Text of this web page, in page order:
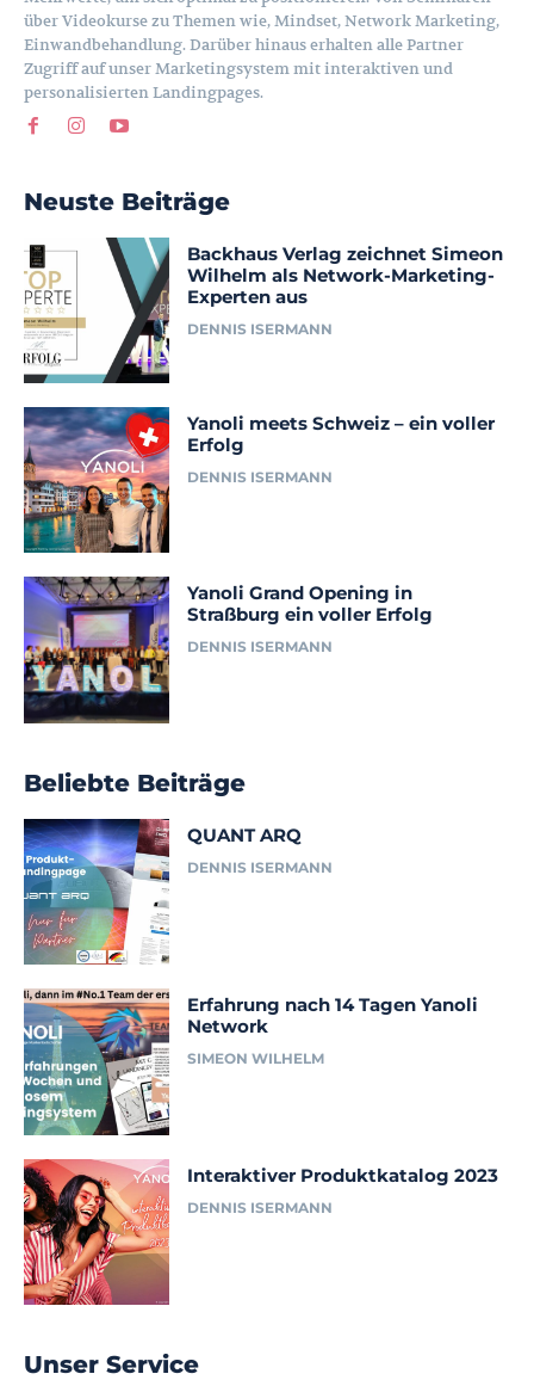
über Videokurse zu Themen wie, Mindset, Network Marketing,
Einwandbehandlung. Darüber hinaus erhalten alle Partner
Zugriff auf unser Marketingsystem mit interaktiven und
personalisierten Landingpages.
Neuste Beiträge
Backhaus Verlag zeichnet Simeon
Wilhelm als Network-Marketing-
Experten aus
DENNIS ISERMANN
Yanoli meets Schweiz – ein voller
Erfolg
DENNIS ISERMANN
Yanoli Grand Opening in
Straßburg ein voller Erfolg
DENNIS ISERMANN
Beliebte Beiträge
QUANT ARQ
DENNIS ISERMANN
Erfahrung nach 14 Tagen Yanoli
Network
SIMEON WILHELM
Interaktiver Produktkatalog 2023
DENNIS ISERMANN
Unser Service